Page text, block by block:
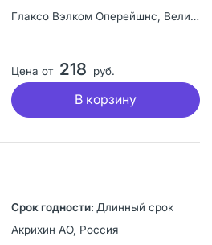
Глаксо Вэлком Оперейшнс, Великобритания
Цена от 218 руб.
В корзину
Длинный срок
Акрихин АО, Россия